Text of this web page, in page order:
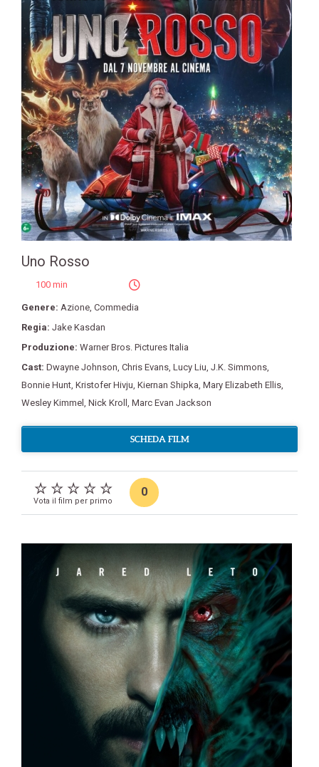
Uno Rosso
100 min
Genere: Azione Commedia
Regia: Jake Kasdan
Produzione: Warner Bros. Pictures Italia
Cast: Dwayne Johnson Chris Evans Lucy Liu J.K. Simmons
Bonnie Hunt Kristofer Hivju Kiernan Shipka Mary Elizabeth Ellis
Wesley Kimmel Nick Kroll Marc Evan Jackson
SCHEDA FILM
Vota il film per primo
0